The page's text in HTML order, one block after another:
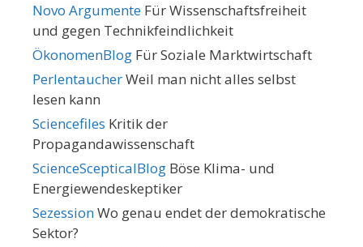
Novo Argumente Für Wissenschaftsfreiheit
und gegen Technikfeindlichkeit
ÖkonomenBlog Für Soziale Marktwirtschaft
PerlentaucherWeil man nicht alles selbst
lesen kann
Sciencefiles Kritik der
Propagandawissenschaft
ScienceScepticalBlog Böse Klima- und
Energiewendeskeptiker
SezessionWo genau endet der demokratische
Sektor?